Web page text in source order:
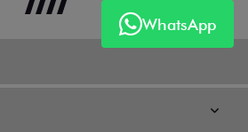
WhatsApp